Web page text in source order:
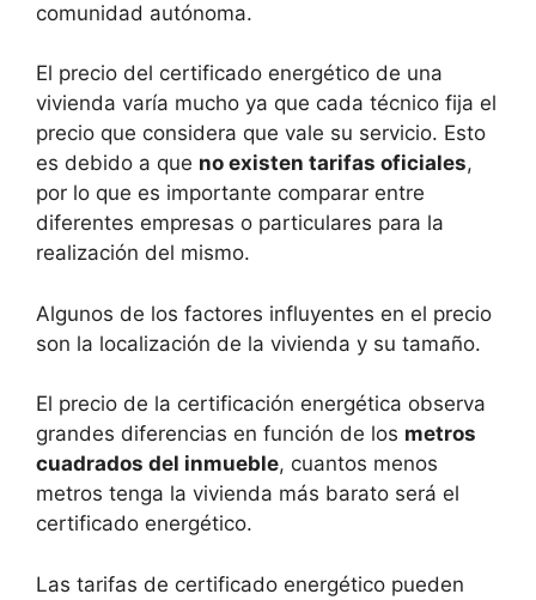
comunidad autónoma.
El precio del certificado energético de una
vivienda varía mucho ya que cada técnico fija el
precio que considera que vale su servicio. Esto
es debido a que no existen tarifas oficiales,
por lo que es importante comparar entre
diferentes empresas o particulares para la
realización del mismo.
Algunos de los factores influyentes en el precio
son la localización de la vivienda y su tamaño.
El precio de la certificación energética observa
grandes diferencias en función de los metros
cuadrados del inmueble, cuantos menos
metros tenga la vivienda más barato será el
certificado energético.
Las tarifas de certificado energético pueden